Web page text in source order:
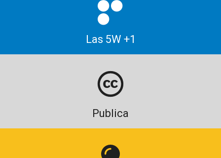
Las 5W +1
Publica